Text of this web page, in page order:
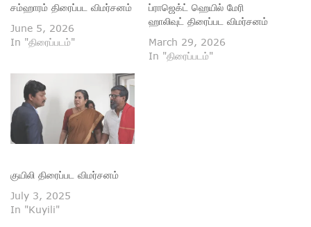
சம்ஹாரம் திரைப்பட விமர்சனம்
June 5, 2026
In "திரைப்படம்"
ப்ராஜெக்ட் ஹெயில் மேரி
ஹாலிவுட் திரைப்பட விமர்சனம்
March 29, 2026
In "திரைப்படம்"
குயிலி திரைப்பட விமர்சனம்
July 3, 2025
In "Kuyili"